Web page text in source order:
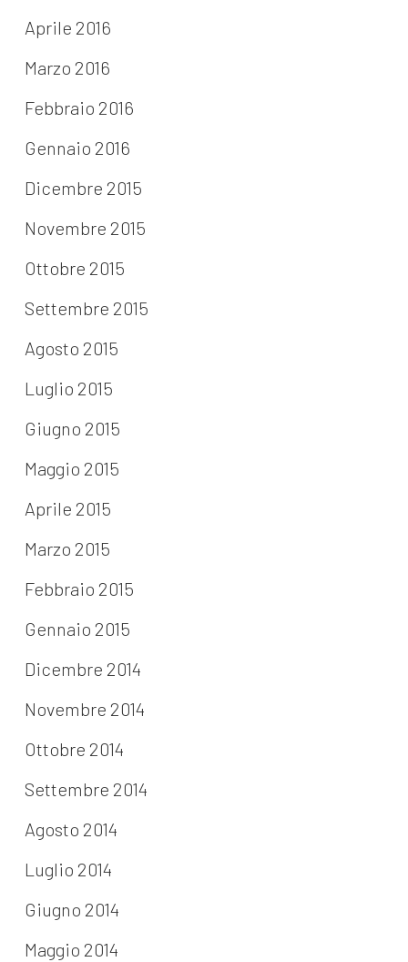
Aprile 2016
Marzo 2016
Febbraio 2016
Gennaio 2016
Dicembre 2015
Novembre 2015
Ottobre 2015
Settembre 2015
Agosto 2015
Luglio 2015
Giugno 2015
Maggio 2015
Aprile 2015
Marzo 2015
Febbraio 2015
Gennaio 2015
Dicembre 2014
Novembre 2014
Ottobre 2014
Settembre 2014
Agosto 2014
Luglio 2014
Giugno 2014
Maggio 2014